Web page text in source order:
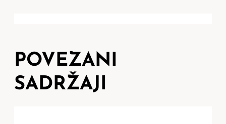
POVEZANI
SADRŽAJI